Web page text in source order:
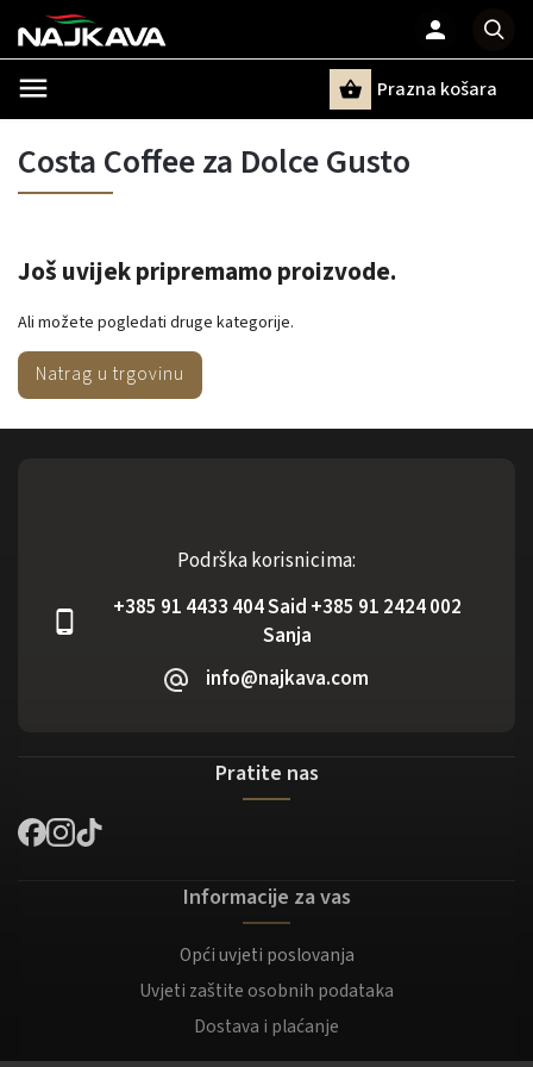
Prazna košara
Costa Coffee za Dolce Gusto
Još uvijek pripremamo proizvode.
Ali možete pogledati druge kategorije.
Natrag u trgovinu
Podrška korisnicima:
+385 91 4433 404 Said +385 91 2424 002
Sanja
info@najkava.com
Pratite nas
Informacije za vas
Opći uvjeti poslovanja
Uvjeti zaštite osobnih podataka
Dostava i plaćanje